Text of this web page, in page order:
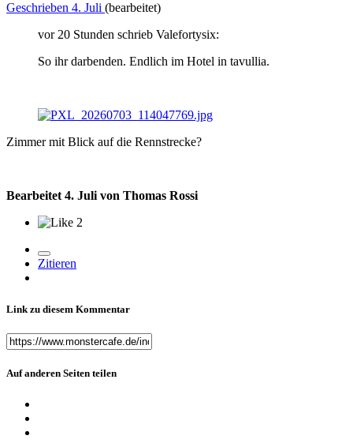
Geschrieben 4. Juli (bearbeitet)
vor 20 Stunden schrieb Valefortysix:
So ihr darbenden. Endlich im Hotel in tavullia.
Zimmer mit Blick auf die Rennstrecke?
Bearbeitet4. Julivon Thomas Rossi
2
Zitieren
Link zu diesem Kommentar
Auf anderen Seiten teilen